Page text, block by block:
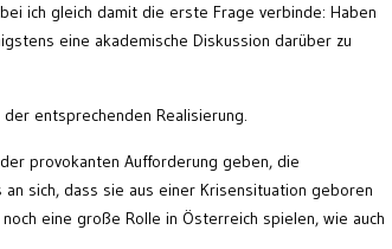
ich gleich damit die erste Frage verbinde: Haben
eine akademische Diskussion darüber zu
entsprechenden Realisierung.
provokanten Aufforderung geben, die
sich, dass sie aus einer Krisensituation geboren
eine große Rolle in Österreich spielen, wie auch